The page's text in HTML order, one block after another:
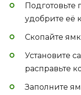
Подготовьте
удобрите её
Скопайте
Установите
расправьте
Заполните